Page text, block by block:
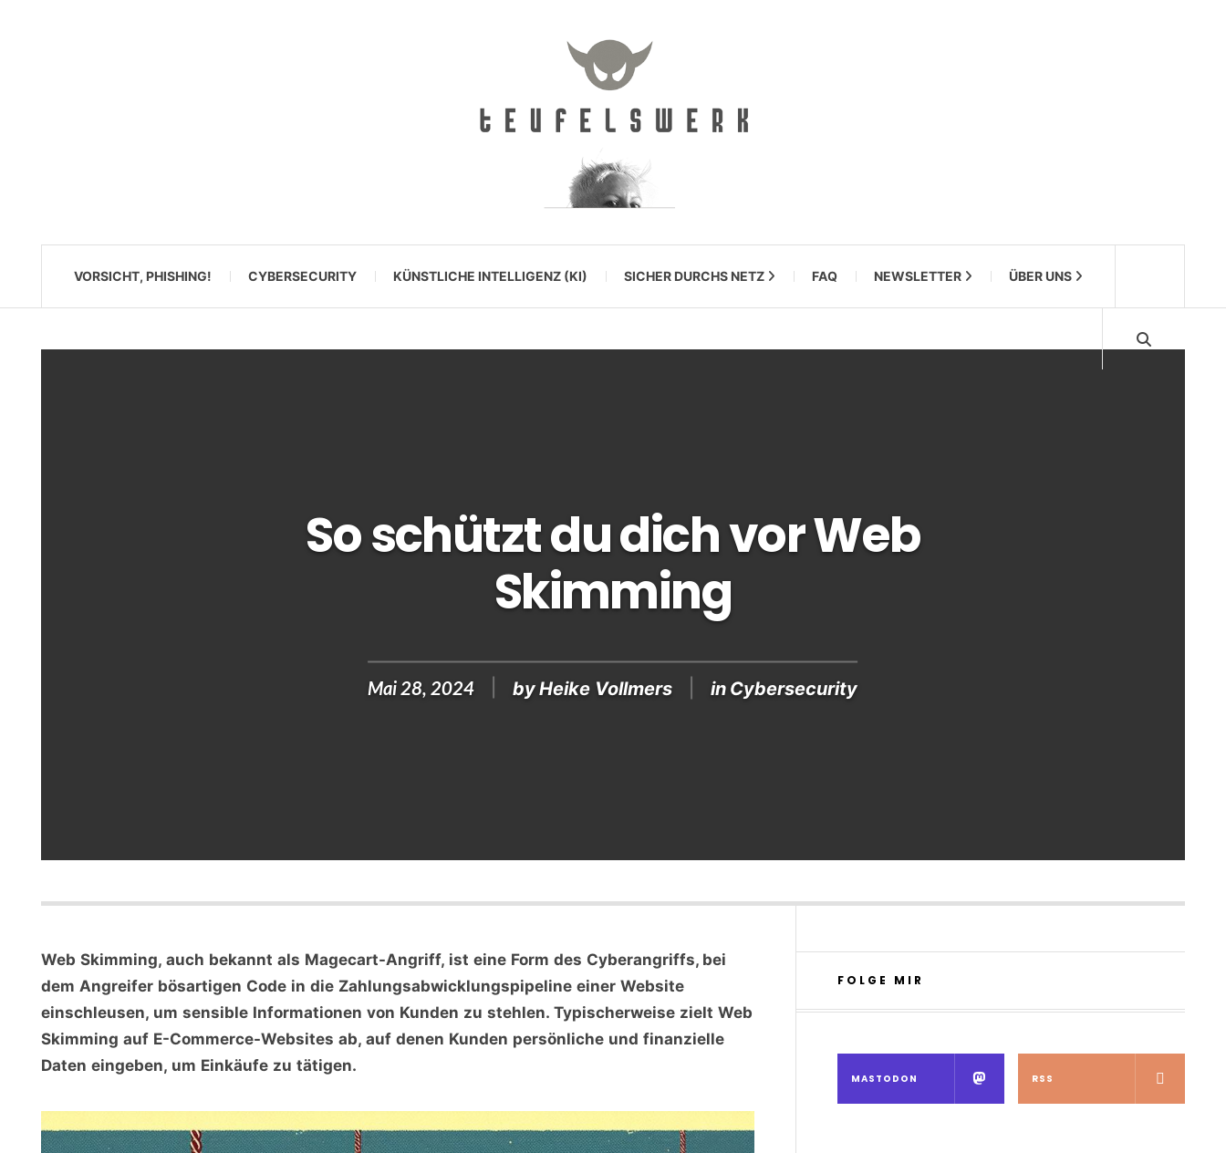
VORSICHT, PHISHING! CYBERSECURITY KÜNSTLICHE INTELLIGENZ (KI) SICHER DURCHS NETZ FAQ NEWSLETTER ÜBER UNS
So schützt du dich vor Web
Skimming
Mai 28, 2024 byHeike Vollmers in Cybersecurity
Web Skimming, auch bekannt als Magecart-Angriff, ist eine Form des Cyberangriffs, bei
dem Angreifer bösartigen Code in die Zahlungsabwicklungspipeline einer Website
einschleusen, um sensible Informationen von Kunden zu stehlen. Typischerweise zielt Web
Skimming auf E-Commerce-Websites ab, auf denen Kunden persönliche und finanzielle
Daten eingeben, um Einkäufe zu tätigen.
FOLGE MIR
MASTODON RSS